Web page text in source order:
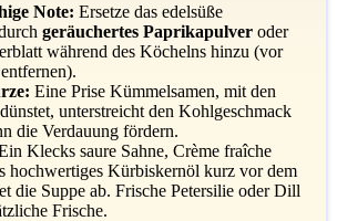
Note: Ersetze das edelsüße
geräuchertes Paprikapulver oder
während des Köchelns hinzu (vor
Eine Prise Kümmelsamen, mit den
unterstreicht den Kohlgeschmack
die Verdauung fördern.
Klecks saure Sahne, Crème fraîche
hochwertiges Kürbiskernöl kurz vor dem
die Suppe ab. Frische Petersilie oder Dill
Frische.